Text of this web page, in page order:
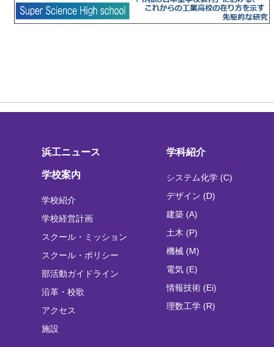
浜工ニュース
学校案内
学校紹介
学校経営計画
スクール・ミッション
スクール・ポリシー
部活動ガイドライン
沿革・校歌
アクセス
施設
学科紹介
システム化学 (C)
デザイン (D)
建築 (A)
土木 (P)
機械 (M)
電気 (E)
情報技術 (Ei)
理数工学 (R)